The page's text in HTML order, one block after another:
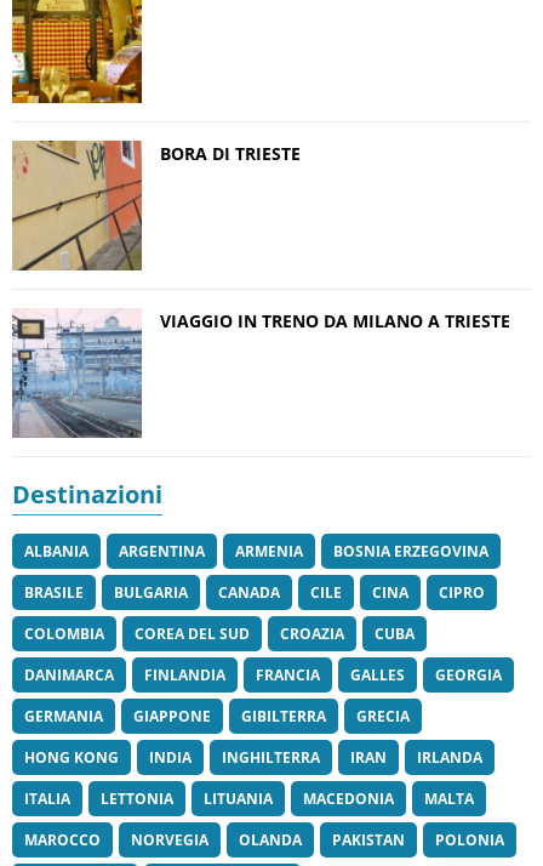
BORA DI TRIESTE
VIAGGIO IN TRENO DA MILANO A TRIESTE
Destinazioni
ALBANIA ARGENTINA ARMENIA
BOSNIA ERZEGOVINA
BRASILE
BULGARIA CANADA CILE CINA
CIPRO
COLOMBIA
COREA DEL SUD CROAZIA
CUBA
DANIMARCA
FINLANDIA FRANCIA GALLES
GEORGIA
GERMANIA
GIAPPONE GIBILTERRA
GRECIA
HONG KONG
INDIA INGHILTERRA IRAN
IRLANDA
ITALIA
LETTONIA LITUANIA MACEDONIA
MALTA
MAROCCO
NORVEGIA OLANDA PAKISTAN POLONIA